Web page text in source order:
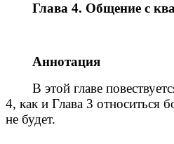
Глава 4. Общение с
Аннотация
В этой главе
4, как и Глава 3 относиться
не будет.